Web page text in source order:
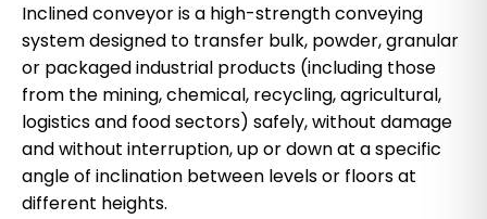
Inclined conveyor is a high-strength conveying
system designed to transfer bulk, powder, granular
or packaged industrial products (including those
from the mining, chemical, recycling, agricultural,
logistics and food sectors) safely, without damage
and without interruption, up or down at a specific
angle of inclination between levels or floors at
different heights.